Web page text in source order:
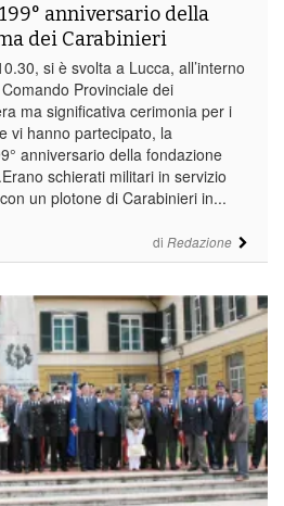
di Redazione
anniversario della
dei Carabinieri
si è svolta a Lucca, all’interno
Provinciale dei
ma significativa cerimonia per i
vi hanno partecipato, la
anniversario della fondazione
schierati militari in servizio
un plotone di Carabinieri in...